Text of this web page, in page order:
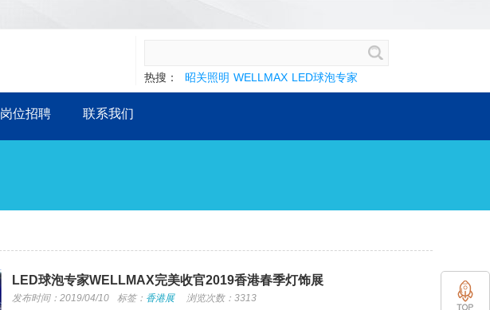
热搜： 昭关照明 WELLMAX LED球泡专家
岗位招聘 联系我们
LED球泡专家WELLMAX完美收官2019香港春季灯饰展
发布时间：2019/04/10 标签： 香港展 浏览次数：3313